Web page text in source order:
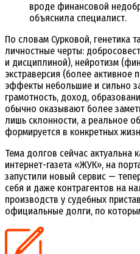
вроде финансовой
объяснила специалист.
По словам Сурковой, генетика
личностные черты:
и дисциплиной), нейротизм
экстраверсия (более активное
эффекты небольшие и сильно
грамотность, доход,
обычно оказывают более
лишь склонности, а реальное
формируется в конкретных
Тема долгов сейчас актуальна
интернет-газета «ЖУК», на
запустили новый сервис —
себя и даже контрагентов на
производств у судебных
официальные долги, по